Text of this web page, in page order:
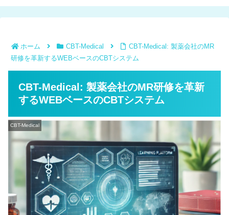
ホーム CBT-Medical
CBT-Medical: 製薬会社のMR
研修を革新するWEBベースのCBTシステム
CBT-Medical: 製薬会社のMR研修を革新
するWEBベースのCBTシステム
CBT-Medical